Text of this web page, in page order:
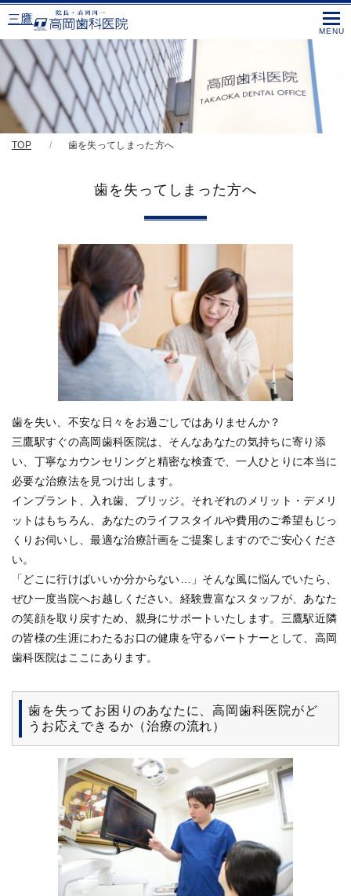
三鷹
TOP 歯を失ってしまった方へ
歯を失ってしまった方へ
歯を失い、不安な日々をお過ごしではありませんか？
三鷹駅すぐの高岡歯科医院は、そんなあなたの気持ちに寄り添
い、丁寧なカウンセリングと精密な検査で、一人ひとりに本当に
必要な治療法を見つけ出します。
インプラント、入れ歯、ブリッジ。それぞれのメリット・デメリ
ットはもちろん、あなたのライフスタイルや費用のご希望もじっ
くりお伺いし、最適な治療計画をご提案しますのでご安心くださ
い。
「どこに行けばいいか分からない…」そんな風に悩んでいたら、
ぜひ一度当院へお越しください。経験豊富なスタッフが、あなた
の笑顔を取り戻すため、親身にサポートいたします。三鷹駅近隣
の皆様の生涯にわたるお口の健康を守るパートナーとして、高岡
歯科医院はここにあります。
歯を失ってお困りのあなたに、高岡歯科医院がど
うお応えできるか（治療の流れ）